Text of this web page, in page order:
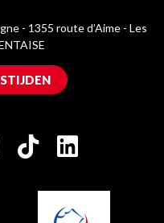
- 1355 route d’Aime - Les